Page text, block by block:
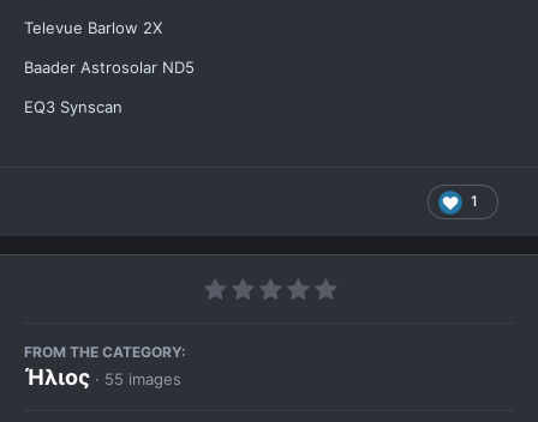
Televue Barlow 2X
Baader Astrosolar ND5
EQ3 Synscan
1
FROM THE CATEGORY:
Ήλιος · 55 images